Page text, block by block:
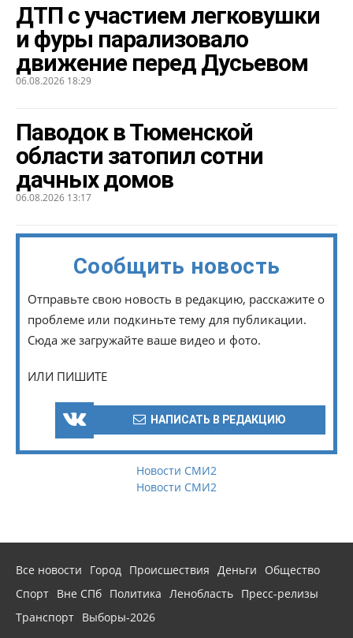
ДТП с участием легковушки
и фуры парализовало
движение перед Дусьевом
06.08.2026 18:29
Паводок в Тюменской
области затопил сотни
дачных домов
06.08.2026 13:17
Сообщить новость
Отправьте свою новость в редакцию, расскажите о
проблеме или подкиньте тему для публикации.
Сюда же загружайте ваше видео и фото.
ИЛИ ПИШИТЕ
НАПИСАТЬ В РЕДАКЦИЮ
Новости СМИ2
Новости СМИ2
Все новости Город Происшествия Деньги
Общество
Спорт Вне СПб Политика Ленобласть Пресс-релизы
Транспорт Выборы-2026